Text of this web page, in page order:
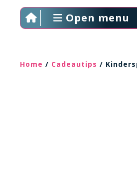
Open menu
Home / Cadeautips /